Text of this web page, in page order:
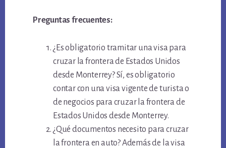
Preguntas frecuentes:
¿Es obligatorio tramitar una visa para
cruzar la frontera de Estados Unidos
desde Monterrey? Sí, es obligatorio
contar con una visa vigente de turista o
de negocios para cruzar la frontera de
Estados Unidos desde Monterrey.
¿Qué documentos necesito para cruzar
la frontera en auto? Además de la visa